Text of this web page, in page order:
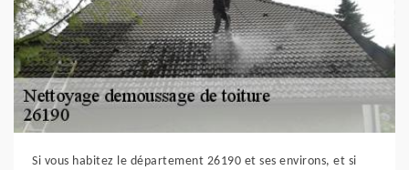
Si vous habitez le département 26190 et ses environs, et si